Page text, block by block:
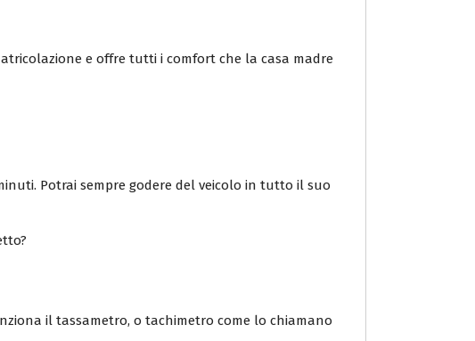
e offre tutti i comfort che la casa madre
Potrai sempre godere del veicolo in tutto il suo
il tassametro, o tachimetro come lo chiamano